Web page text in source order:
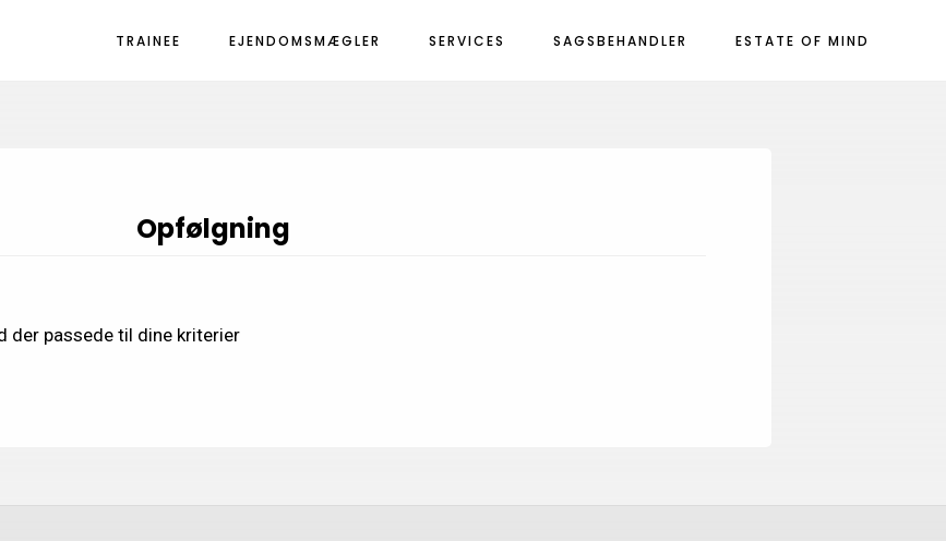
TRAINEE EJENDOMSMÆGLER SERVICES SAGSBEHANDLER ESTATE OF MIND
Opfølgning
der passede til dine kriterier